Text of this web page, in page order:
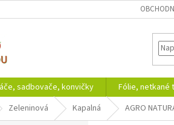
sadbovače, konvičky Fólie, netkané
Zeleninová Kapalná AGRO